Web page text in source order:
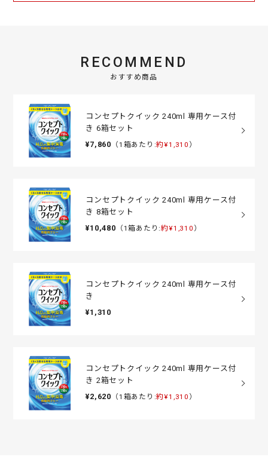
RECOMMEND
おすすめ商品
コンセプトクイック 240ml 専用ケース付
き 6箱セット
¥7,860 （1箱あたり:約¥1,310 ）
コンセプトクイック 240ml 専用ケース付
き 8箱セット
¥10,480 （1箱あたり:約¥1,310 ）
コンセプトクイック 240ml 専用ケース付
き
¥1,310
コンセプトクイック 240ml 専用ケース付
き 2箱セット
¥2,620 （1箱あたり:約¥1,310 ）